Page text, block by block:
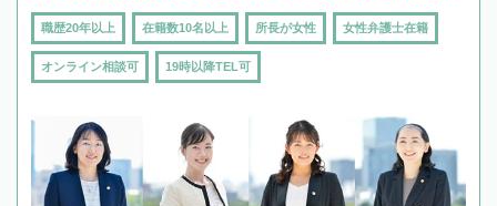
職歴20年以上 在籍数10名以上 所長が女性 女性弁護士在籍
オンライン相談可 19時以降TEL可